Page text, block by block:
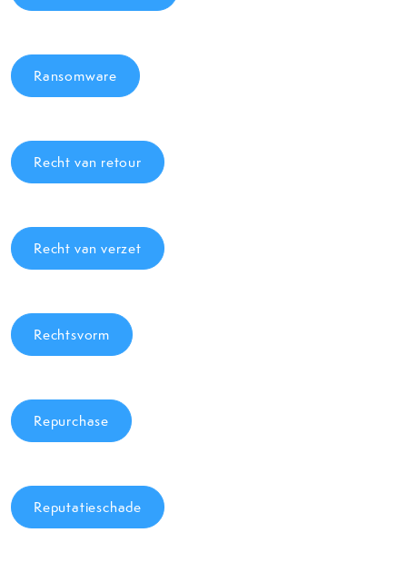
Ransomware
Recht van retour
Recht van verzet
Rechtsvorm
Repurchase
Reputatieschade